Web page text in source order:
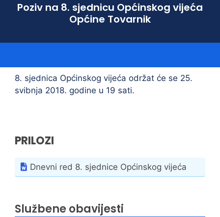
Poziv na 8. sjednicu Općinskog vijeća
Općine Tovarnik
8. sjednica Općinskog vijeća održat će se 25.
svibnja 2018. godine u 19 sati.
PRILOZI
Dnevni red 8. sjednice Općinskog vijeća
Službene obavijesti